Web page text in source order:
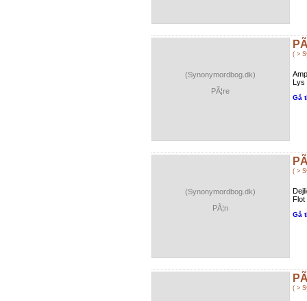
(Synonymordbog.dk)
PÃ¦re
( >
Lys
Gå
(Synonymordbog.dk)
PÃ¦n
( >
Flot
Gå
( >